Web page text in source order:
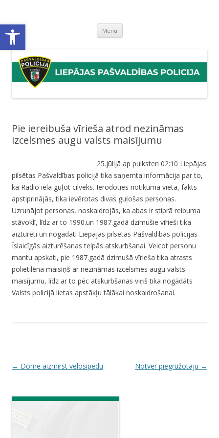
Open toolbar Menu Skip
content
Pie iereibuša vīrieša atrod nezināmas
izcelsmes augu valsts maisījumu
25.jūlijā ap pulksten 02:10 Liepājas
pilsētas Pašvaldības policijā tika saņemta informācija par to,
ka Radio ielā guļot cilvēks. Ierodoties notikuma vietā, fakts
apstiprinājās, tika ievērotas divas guļošas personas.
Uzrunājot personas, noskaidrojās, ka abas ir stiprā reibuma
stāvoklī, līdz ar to 1990.un 1987.gadā dzimušie vīrieši tika
aizturēti un nogādāti Liepājas pilsētas Pašvaldības policijas
Īslaicīgās aizturēšanas telpās atskurbšanai. Veicot personu
mantu apskati, pie 1987.gadā dzimušā vīrieša tika atrasts
polietilēna maisiņš ar nezināmas izcelsmes augu valsts
maisījumu, līdz ar to pēc atskurbšanas viņš tika nogādāts
Valsts policijā lietas apstākļu tālākai noskaidrošanai.
P
← Domē aizmirst velosipēdu Notver piegružotāju →